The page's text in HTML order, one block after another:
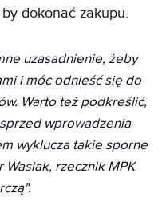
dokonać zakupu.
uzasadnienie, żeby
i móc odnieść się do
Warto też podkreślić,
wprowadzenia
wyklucza takie sporne
rzecznik MPK